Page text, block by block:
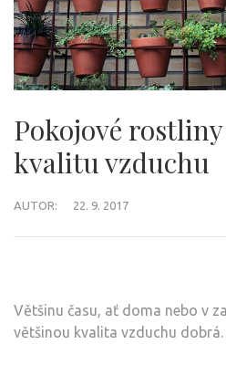
Pokojové
kvalitu vzduchu
AUTOR: 22. 9. 2017
Většinu času, ať doma nebo v
většinou kvalita vzduchu dobrá.